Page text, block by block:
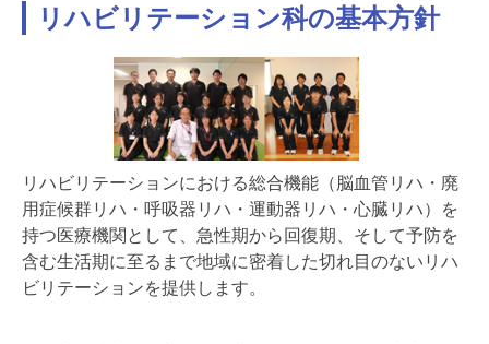
リハビリテーション科の基本方針
リハビリテーションにおける総合機能（脳血管リハ・廃
用症候群リハ・呼吸器リハ・運動器リハ・心臓リハ）を
持つ医療機関として、急性期から回復期、そして予防を
含む生活期に至るまで地域に密着した切れ目のないリハ
ビリテーションを提供します。